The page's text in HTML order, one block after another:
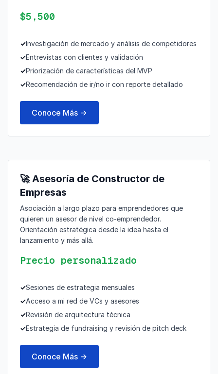
$5,500
✓Investigación de mercado y análisis de competidores
✓Entrevistas con clientes y validación
✓Priorización de características del MVP
✓Recomendación de ir/no ir con reporte detallado
Conoce Más →
🚀 Asesoría de Constructor de
Empresas
Asociación a largo plazo para emprendedores que
quieren un asesor de nivel co-emprendedor.
Orientación estratégica desde la idea hasta el
lanzamiento y más allá.
Precio personalizado
✓Sesiones de estrategia mensuales
✓Acceso a mi red de VCs y asesores
✓Revisión de arquitectura técnica
✓Estrategia de fundraising y revisión de pitch deck
Conoce Más →